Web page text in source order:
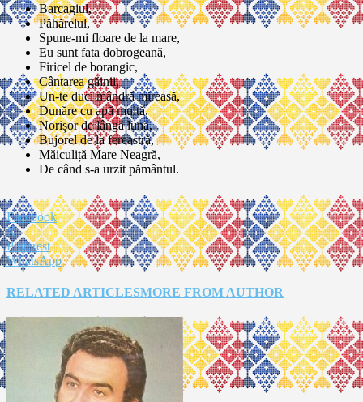
Barcagiul,
Păhărelul,
Spune-mi floare de la mare,
Eu sunt fata dobrogeană,
Firicel de borangic,
Cântarea găinii,
Un-te duci mândră mireasă,
Dunăre cu apă multă,
Norișor de lângă lună,
Bujorel de la fereastră,
Măiculiță Mare Neagră,
De când s-a urzit pământul.
Facebook
X
Pinterest
WhatsApp
RELATED ARTICLESMORE FROM AUTHOR